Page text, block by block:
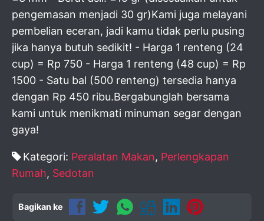
pengemasan menjadi 30 gr)Kami juga melayani
pembelian eceran, jadi kamu tidak perlu pusing
jika hanya butuh sedikit! - Harga 1 renteng (24
cup) = Rp 750 - Harga 1 renteng (48 cup) = Rp
1500 - Satu bal (500 renteng) tersedia hanya
dengan Rp 450 ribu.Bergabunglah bersama
kami untuk menikmati minuman segar dengan
gaya!
Kategori: Peralatan Makan, Perlengkapan
Rumah, Sedotan
Bagikan ke